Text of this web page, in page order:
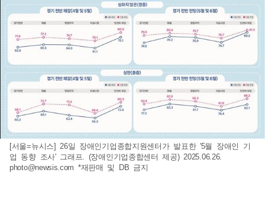
[서울=뉴시스] 26일 장애인기업종합지원센터가 발표한 '5월 장애인 기
업 동향 조사' 그래프. (장애인기업종합센터 제공) 2025.06.26.
photo@newsis.com *재판매 및 DB 금지